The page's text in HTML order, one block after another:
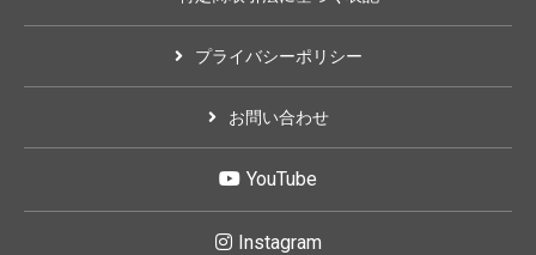
プライバシーポリシー
お問い合わせ
YouTube
Instagram